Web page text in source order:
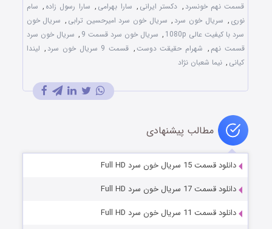
قسمت نهم خونسرد , دکستر ایرانی , سارا بهرامی , سارا رسول زاده , سام
نوری , سریال خون سرد , سریال خون سرد امیرحسین ترابی , سریال خون
سرد با کیفیت عالی 1080p
, سریال خون سرد قسمت 9 , سریال خون سرد
قسمت نهم , شهرام حقیقت دوست, قسمت 9 سریال خون سرد , لیندا
کیانی , نیما شعبان نژاد
مطالب پیشنهادی
دانلود قسمت 15 سریال خون سرد Full HD
دانلود قسمت 17 سریال خون سرد Full HD
دانلود قسمت 11 سریال خون سرد Full HD